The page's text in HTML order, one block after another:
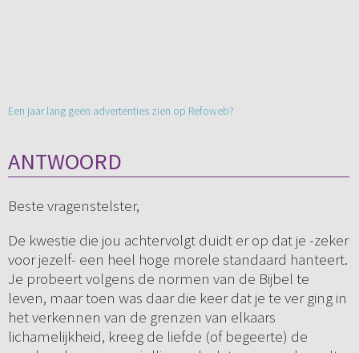
Een jaar lang geen advertenties zien op Refoweb?
ANTWOORD
Beste vragenstelster,
De kwestie die jou achtervolgt duidt er op dat je -zeker
voor jezelf- een heel hoge morele standaard hanteert.
Je probeert volgens de normen van de Bijbel te
leven, maar toen was daar die keer dat je te ver ging in
het verkennen van de grenzen van elkaars
lichamelijkheid, kreeg de liefde (of begeerte) de